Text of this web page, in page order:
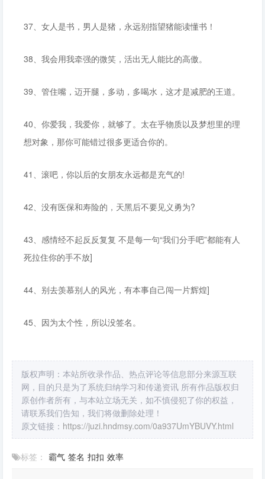
37、女人是书，男人是猪，永远别指望猪能读懂书！
38、我会用我牵强的微笑，活出无人能比的高傲。
39、管住嘴，迈开腿，多动，多喝水，这才是减肥的王道。
40、你爱我，我爱你，就够了。太在乎物质以及梦想里的理
想对象，那你可能错过很多更适合你的。
41、滚吧，你以后的女朋友永远都是充气的!
42、没有医保和寿险的，天黑后不要见义勇为?
43、感情经不起反反复复 不是每一句“我们分手吧”都能有人
死拉住你的手不放]
44、别去羡慕别人的风光，有本事自己闯一片辉煌]
45、因为太个性，所以没签名。
版权声明：本站所收录作品、热点评论等信息部分来源互联
网，目的只是为了系统归纳学习和传递资讯 所有作品版权归
原创作者所有，与本站立场无关，如不慎侵犯了你的权益，
请联系我们告知，我们将做删除处理！
原文链接： https://juzi.hndmsy.com/0a937UmYBUVY.html
标签： 霸气 签名 扣扣 效率